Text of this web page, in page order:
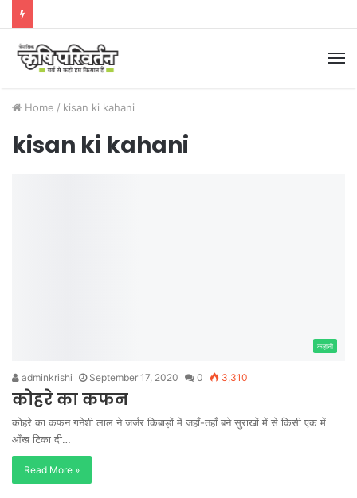
Home / kisan ki kahani
kisan ki kahani
कहानी
adminkrishi September 17, 2020 0 3,310
कोहरे का कफन
कोहरे का कफन गनेशी लाल ने जर्जर किबाड़ों में जहाँ-तहाँ बने सुराखों में से किसी एक में
आँख टिका दी…
Read More »